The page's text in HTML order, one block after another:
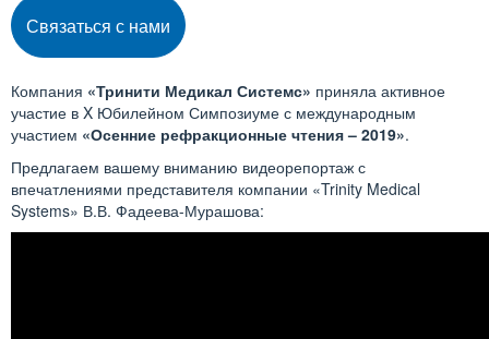
Связаться с нами
Компания «Тринити Медикал Системс» приняла активное
участие в X Юбилейном Симпозиуме с международным
участием «Осенние рефракционные чтения – 2019».
Предлагаем вашему вниманию видеорепортаж с
впечатлениями представителя компании «Trinity Medical
Systems» В.В. Фадеева-Мурашова: